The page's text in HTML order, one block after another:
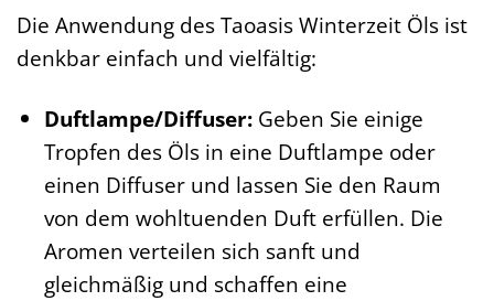
Die Anwendung des Taoasis Winterzeit Öls ist
denkbar einfach und vielfältig:
Duftlampe/Diffuser:Geben Sie einige
Tropfen des Öls in eine Duftlampe oder
einen Diffuser und lassen Sie den Raum
von dem wohltuenden Duft erfüllen. Die
Aromen verteilen sich sanft und
gleichmäßig und schaffen eine